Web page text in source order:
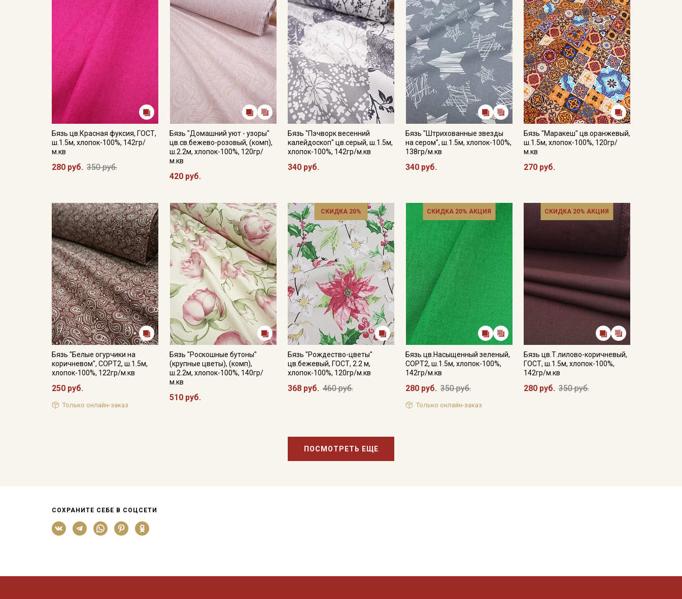
Бязь цв.Красная фуксия, ГОСТ,
ш.1.5м, хлопок-100%, 142гр/
м.кв
280 руб. 350 руб.
Бязь "Домашний уют - узоры"
цв.св.бежево-розовый, (комп),
ш.2.2м, хлопок-100%, 120гр/
м.кв
420 руб.
Бязь "Пэчворк весенний
калейдоскоп" цв.серый, ш.1.5м,
хлопок-100%, 142гр/м.кв
340 руб.
Бязь "Штрихованные звезды
на сером", ш.1.5м, хлопок-100%,
138гр/м.кв
340 руб.
Бязь "Маракеш" цв.оранжевый,
ш.1.5м, хлопок-100%, 120гр/
м.кв
270 руб.
Бязь "Белые огурчики на
коричневом", СОРТ2, ш.1.5м,
хлопок-100%, 122гр/м.кв
250 руб.
Только онлайн-заказ
Бязь "Роскошные бутоны"
(крупные цветы), (комп),
ш.2.2м, хлопок-100%, 140гр/
м.кв
510 руб.
СКИДКА 20%
Бязь "Рождество-цветы"
цв.бежевый, ГОСТ, 2.2 м,
хлопок-100%, 120гр/м.кв
368 руб. 460 руб.
СКИДКА 20% АКЦИЯ
Бязь цв.Насыщенный зеленый,
СОРТ2, ш.1.5м, хлопок-100%,
142гр/м.кв
280 руб. 350 руб.
Только онлайн-заказ
СКИДКА 20% АКЦИЯ
Бязь цв.Т.лилово-коричневый,
ГОСТ, ш.1.5м, хлопок-100%,
142гр/м.кв
280 руб. 350 руб.
ПОСМОТРЕТЬ ЕЩЕ
СОХРАНИТЕ СЕБЕ В СОЦСЕТИ